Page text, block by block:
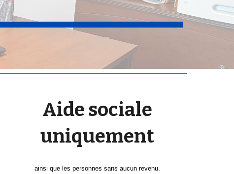
Aide sociale
uniquement
ainsi que les personnes sans aucun revenu.